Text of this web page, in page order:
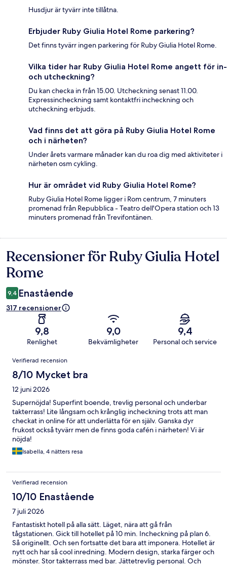
Husdjur är tyvärr inte tillåtna.
Erbjuder Ruby Giulia Hotel Rome parkering?
Det finns tyvärr ingen parkering för Ruby Giulia Hotel Rome.
Vilka tider har Ruby Giulia Hotel Rome angett för in-
och utcheckning?
Du kan checka in från 15.00. Utcheckning senast 11.00.
Expressincheckning samt kontaktfri incheckning och
utcheckning erbjuds.
Vad finns det att göra på Ruby Giulia Hotel Rome
och i närheten?
Under årets varmare månader kan du roa dig med aktiviteter i
närheten osm cykling.
Hur är området vid Ruby Giulia Hotel Rome?
Ruby Giulia Hotel Rome ligger i Rom centrum, 7 minuters
promenad från Repubblica - Teatro dell'Opera station och 13
minuters promenad från Trevifontänen.
Recensioner
Recensioner för Ruby Giulia Hotel
Rome
9,4 Enastående
317 recensioner
9,8
Renlighet
9,0
Bekvämligheter
9,4
Personal och service
Recensioner
Verifierad recension
8/10 Mycket bra
12 juni 2026
Supernöjda! Superfint boende, trevlig personal och underbar
takterrass! Lite långsam och krånglig incheckning trots att man
checkat in online för att underlätta för en själv. Ganska dyr
frukost också tyvärr men de finns goda cafén i närheten! Vi är
nöjda!
Isabella, 4 nätters resa
Verifierad recension
10/10 Enastående
7 juli 2026
Fantastiskt hotell på alla sätt. Läget, nära att gå från
tågstationen. Gick till hotellet på 10 min. Incheckning på plan 6.
Så originellt. Och sen fortsatte det bara att imponera. Hotellet är
nytt och har så cool inredning. Modern design, starka färger och
mönster. Stor takterrass med bar. Jättetrevlig personal. Och